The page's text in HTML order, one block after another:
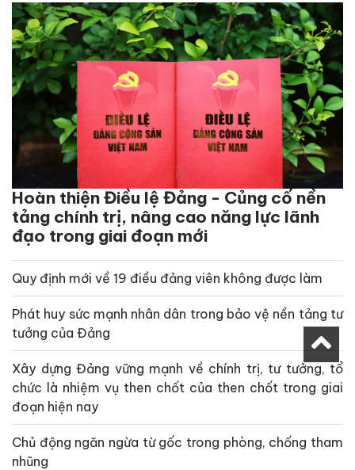
Hoàn thiện Điều lệ Đảng - Củng cố nền
tảng chính trị, nâng cao năng lực lãnh
đạo trong giai đoạn mới
Quy định mới về 19 điều đảng viên không được làm
Phát huy sức mạnh nhân dân trong bảo vệ nền tảng tư
tưởng của Đảng
Xây dựng Đảng vững mạnh về chính trị, tư tưởng, tổ
chức là nhiệm vụ then chốt của then chốt trong giai
đoạn hiện nay
Chủ động ngăn ngừa từ gốc trong phòng, chống tham
nhũng